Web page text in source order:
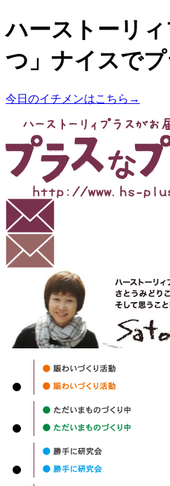
ハーストーリ
つ」ナイスで
今日のイチメンはこちら→